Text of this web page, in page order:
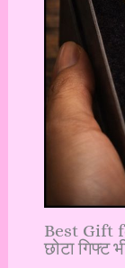
Best Gift
छोटा गिफ्ट